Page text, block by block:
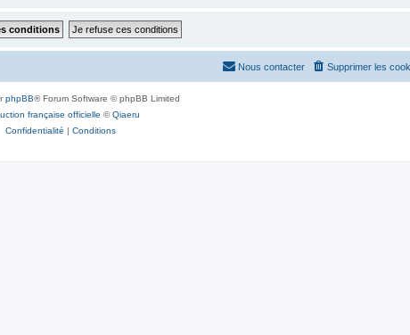
Supprimer les
Nous contacter
phpBB® Forum Software © phpBB Limited
française officielle ©Qiaeru
Confidentialité | Conditions